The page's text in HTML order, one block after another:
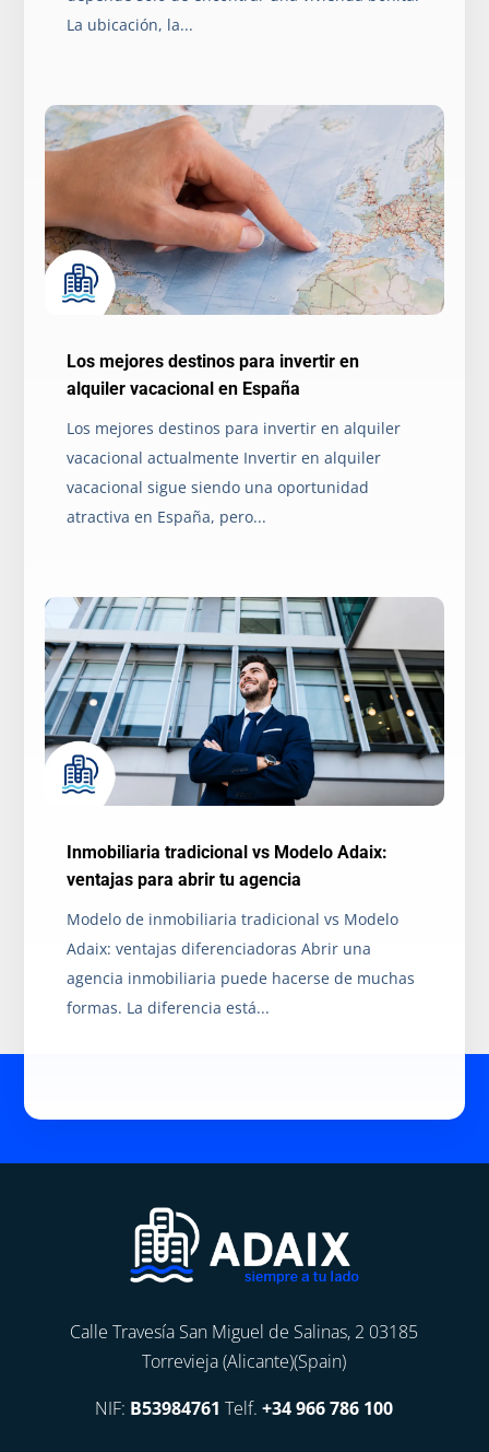
La ubicación, la...
Los mejores destinos para invertir en
alquiler vacacional en España
Los mejores destinos para invertir en alquiler
vacacional actualmente Invertir en alquiler
vacacional sigue siendo una oportunidad
atractiva en España, pero...
Inmobiliaria tradicional vs Modelo Adaix:
ventajas para abrir tu agencia
Modelo de inmobiliaria tradicional vs Modelo
Adaix: ventajas diferenciadoras Abrir una
agencia inmobiliaria puede hacerse de muchas
formas. La diferencia está...
Calle Travesía San Miguel de Salinas, 2 03185
Torrevieja (Alicante)(Spain)
NIF: B53984761 Telf.+34 966 786 100